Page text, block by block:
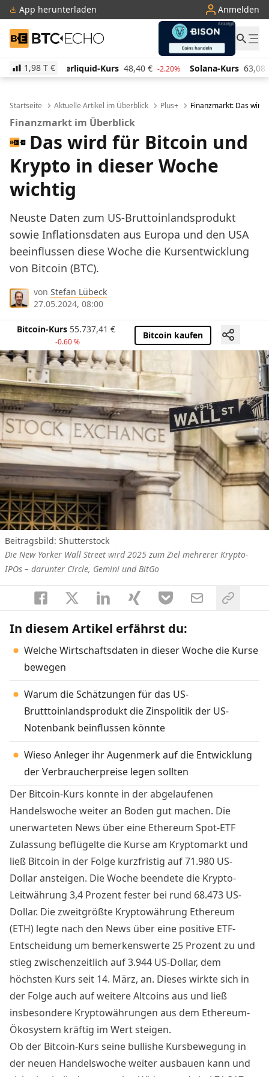
App herunterladen Anmelden
BTC-ECHO
1,98 T €
Kurs 48,40 € -2.20% Solana-Kurs 63,08 € -2.10% TRON-Kurs
Startseite Aktuelle Artikel im Überblick Plus+ Finanzmarkt: Das wird
Finanzmarkt im Überblick
Das wird für Bitcoin und
Krypto in dieser Woche
wichtig
Neuste Daten zum US-Bruttoinlandsprodukt
sowie Inflationsdaten aus Europa und den USA
beeinflussen diese Woche die Kursentwicklung
von Bitcoin (BTC).
von Stefan Lübeck
27.05.2024, 08:00
Bitcoin-Kurs 55.737,41 €
-0.60 %
Bitcoin kaufen
Beitragsbild: Shutterstock
Die New Yorker Wall Street wird 2025 zum Ziel mehrerer Krypto-
IPOs – darunter Circle, Gemini und BitGo
In diesem Artikel erfährst du:
Welche Wirtschaftsdaten in dieser Woche die Kurse
bewegen
Warum die Schätzungen für das US-
Brutttoinlandsprodukt die Zinspolitik der US-
Notenbank beinflussen könnte
Wieso Anleger ihr Augenmerk auf die Entwicklung
der Verbraucherpreise legen sollten
Der Bitcoin-Kurs konnte in der abgelaufenen
Handelswoche weiter an Boden gut machen. Die
unerwarteten News über eine Ethereum Spot-ETF
Zulassung beflügelte die Kurse am Kryptomarkt und
ließ Bitcoin in der Folge kurzfristig auf 71.980 US-
Dollar ansteigen. Die Woche beendete die Krypto-
Leitwährung 3,4 Prozent fester bei rund 68.473 US-
Dollar. Die zweitgrößte Kryptowährung Ethereum
(ETH) legte nach den News über eine positive ETF-
Entscheidung um bemerkenswerte 25 Prozent zu und
stieg zwischenzeitlich auf 3.944 US-Dollar, dem
höchsten Kurs seit 14. März, an. Dieses wirkte sich in
der Folge auch auf weitere Altcoins aus und ließ
insbesondere Kryptowährungen aus dem Ethereum-
Ökosystem kräftig im Wert steigen.
Ob der Bitcoin-Kurs seine bullishe Kursbewegung in
der neuen Handelswoche weiter ausbauen kann und